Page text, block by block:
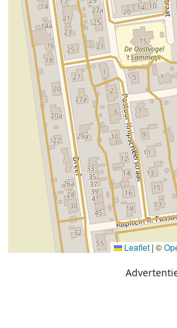
Leaflet | ©